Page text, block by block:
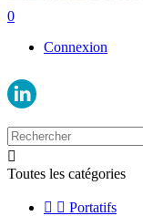
0
Connexion

Toutes les catégories
  Portatifs